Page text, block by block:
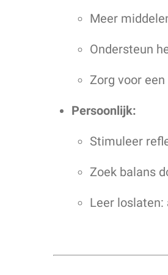
Meer
Ondersteun
Zorg voor
Persoonlijk:
Stimuleer
Zoek balans
Leer